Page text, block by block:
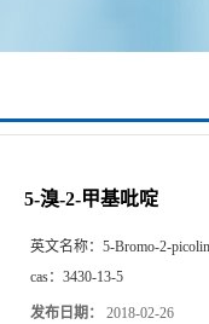
5-溴-2-甲基吡啶
英文名称： 5-Bromo-2-
cas： 3430-13-5
发布日期： 2018-02-26